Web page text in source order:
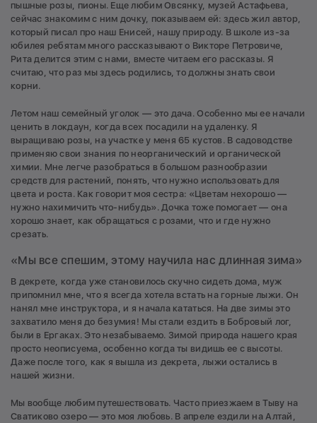
пышные розы, пионы. Еще любим Овсянку, музей Астафьева,
сейчас знакомим с ним дочку, показываем ей: здесь жил автор,
который писал про наш Енисей, нашу природу. В школе из-за
юбилея ребятам много рассказывают о Викторе Петровиче,
Рита делится этим с нами, вместе читаем его рассказы. Я
считаю, что раз мы здесь родились, то должны знать свои
корни.
Летом наш семейный уголок — это дача. Особенно мы ее начали
ценить в локдаун, когда всех посадили на удаленку. Я
выращиваю розы, на участке у меня 65 кустов. В садоводстве
применяю свои знания по неорганический и органической
химии. Мне легче разобраться в большом разнообразии
средств для растений, понять, что нужно использовать для
цвета и роста. Как говорит моя сестра: «Цветам нехорошо —
нужно нахимичить что-нибудь». Дочка тоже помогает — она
хорошо знает, как обращаться с розами, что и где нужно
срезать.
«Мы все спешим, этому научила нас длинная зима»
В декрете, когда уже становилось скучно сидеть дома, муж
припомнил мне, что я всегда хотела встать на горные лыжи. Он
нанял мне инструктора, и я начала кататься. На две зимы это
захватило меня до безумия! Мы стали ездить в Бобровый лог,
были в Ергаках. Это незабываемо. Зимой природа нашего края
просто неописуема, особенно когда ты видишь ее с высоты.
Даже после того, как я вышла из декрета, лыжи остались в
нашей жизни.
Мы вообще любим путешествовать. Часто приезжаем в Тыву на
Сватиково озеро — это моя любовь. В апреле ездили на Алтай,